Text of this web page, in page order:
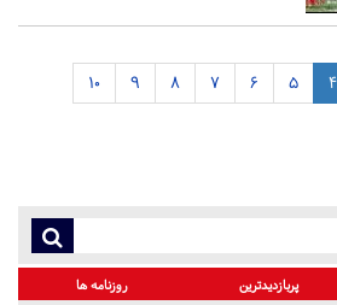
4
5
6
7
8
9
10
پربازدیدترین روزنامه ها